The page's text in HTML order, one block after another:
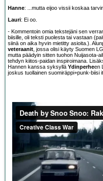
Hanne: ...mutta eijoo vissii koskaa
Lauri: Ei oo.
- Kommentoin omia tekstejäni sen
biisille, oli teksti puolesta tai vastaan
siinä on aika hyvin mietitty asioita.).
veteraanit, jossa olisi käyty Suomen
mutta päädyin sitten tuohon Nuijasota-
tehdyn kiitos-paidan inspiroimana.
Hannen kanssa syksyllä Ydinperheen
joskus tuollainen suomiräppi+punk-biisi